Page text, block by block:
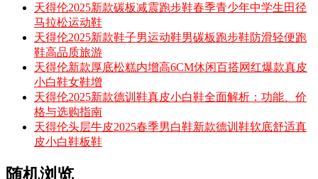
天得伦2025新款碳板减震跑步鞋春季青少年中学生田径
马拉松运动鞋
天得伦2025新款鞋子男运动鞋男碳板跑步鞋防滑轻便跑
鞋高品质旅游
天得伦新款厚底松糕内增高6CM休闲百搭网红爆款真皮
小白鞋女鞋增
天得伦2025新款德训鞋真皮小白鞋全面解析：功能、价
格与选购指南
天得伦头层牛皮2025春季男白鞋新款德训鞋软底舒适真
皮小白鞋板鞋
随机浏览